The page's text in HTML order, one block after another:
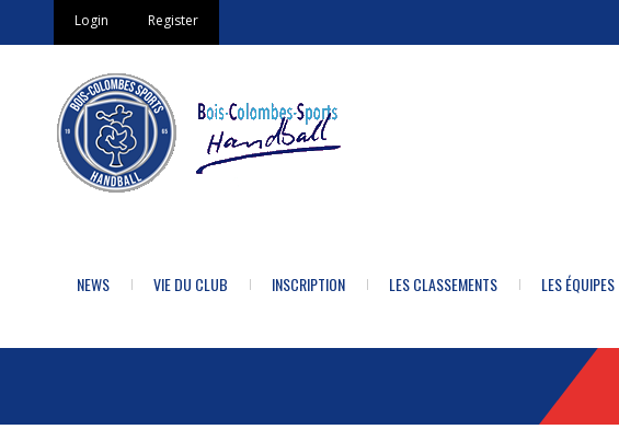
Login Register
NEWS VIE DU CLUB INSCRIPTION LES CLASSEMENTS LES ÉQUIPES